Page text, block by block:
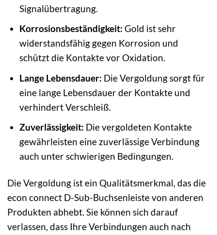
Signalübertragung.
Korrosionsbeständigkeit: Gold ist sehr
widerstandsfähig gegen Korrosion und
schützt die Kontakte vor Oxidation.
Lange Lebensdauer: Die Vergoldung sorgt für
eine lange Lebensdauer der Kontakte und
verhindert Verschleiß.
Zuverlässigkeit: Die vergoldeten Kontakte
gewährleisten eine zuverlässige Verbindung
auch unter schwierigen Bedingungen.
Die Vergoldung ist ein Qualitätsmerkmal, das die
econ connect D-Sub-Buchsenleiste von anderen
Produkten abhebt. Sie können sich darauf
verlassen, dass Ihre Verbindungen auch nach